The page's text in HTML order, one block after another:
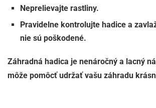
Neprelievajte rastliny.
Pravidelne kontrolujte hadice a
nie sú poškodené.
Záhradná hadica je nenáročný a lacný
môže pomôcť udržať vašu záhradu